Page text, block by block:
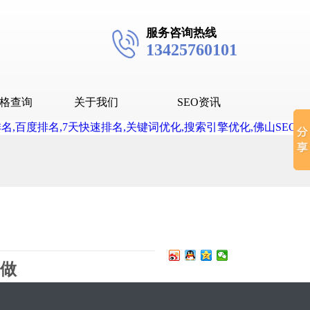
服务咨询热线
13425760101
查询 关于我们 SEO资讯